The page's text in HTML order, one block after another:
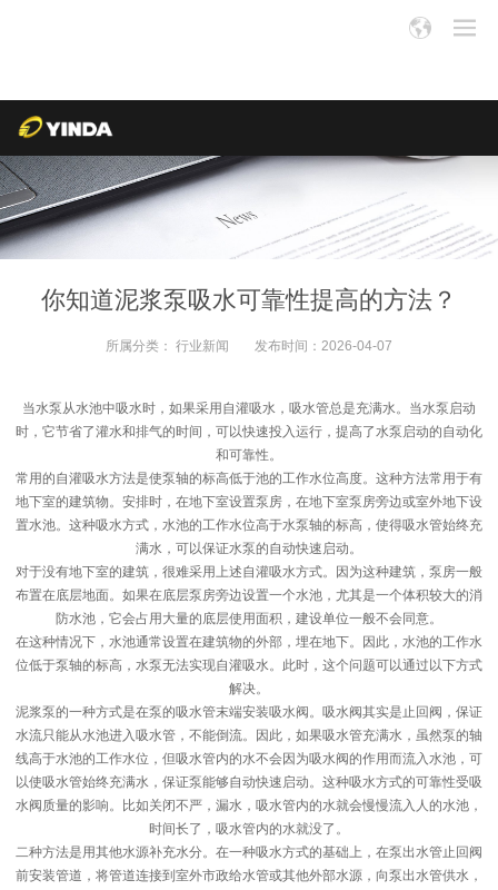
你知道泥浆泵吸水可靠性提高的方法？
所属分类： 行业新闻 发布时间： 2026-04-07
当水泵从水池中吸水时，如果采用自灌吸水，吸水管总是充满水。当水泵启动
时，它节省了灌水和排气的时间，可以快速投入运行，提高了水泵启动的自动化
和可靠性。
常用的自灌吸水方法是使泵轴的标高低于池的工作水位高度。这种方法常用于有
地下室的建筑物。安排时，在地下室设置泵房，在地下室泵房旁边或室外地下设
置水池。这种吸水方式，水池的工作水位高于水泵轴的标高，使得吸水管始终充
满水，可以保证水泵的自动快速启动。
对于没有地下室的建筑，很难采用上述自灌吸水方式。因为这种建筑，泵房一般
布置在底层地面。如果在底层泵房旁边设置一个水池，尤其是一个体积较大的消
防水池，它会占用大量的底层使用面积，建设单位一般不会同意。
在这种情况下，水池通常设置在建筑物的外部，埋在地下。因此，水池的工作水
位低于泵轴的标高，水泵无法实现自灌吸水。此时，这个问题可以通过以下方式
解决。
泥浆泵的一种方式是在泵的吸水管末端安装吸水阀。吸水阀其实是止回阀，保证
水流只能从水池进入吸水管，不能倒流。因此，如果吸水管充满水，虽然泵的轴
线高于水池的工作水位，但吸水管内的水不会因为吸水阀的作用而流入水池，可
以使吸水管始终充满水，保证泵能够自动快速启动。这种吸水方式的可靠性受吸
水阀质量的影响。比如关闭不严，漏水，吸水管内的水就会慢慢流入人的水池，
时间长了，吸水管内的水就没了。
二种方法是用其他水源补充水分。在一种吸水方式的基础上，在泵出水管止回阀
前安装管道，将管道连接到室外市政给水管或其他外部水源，向泵出水管供水，